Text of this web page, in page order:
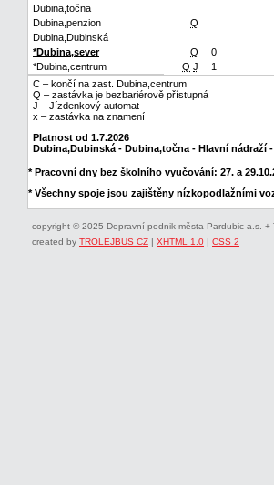
Dubina,točna
Dubina,penzion
Q
Dubina,Dubinská
*Dubina,sever
Q
0
*Dubina,centrum
Q J 1
C – končí na zast. Dubina,centrum
Q – zastávka je bezbariérově přístupná
J – Jízdenkový automat
x – zastávka na znamení
Platnost od 1.7.2026
Dubina,Dubinská - Dubina,točna - Hlavní nádraží
* Pracovní dny bez školního vyučování: 27. a
* Všechny spoje jsou zajištěny nízkopodlažními
copyright © 2025 Dopravní podnik města Pardubic a.s. +
created by TROLEJBUS CZ | XHTML 1.0 | CSS 2